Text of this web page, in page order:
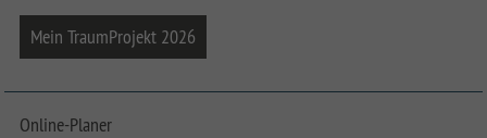
Mein TraumProjekt 2026
Online-Planer